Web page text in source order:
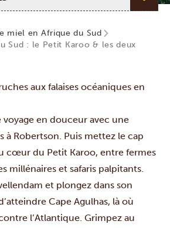
miel en Afrique du Sud
Sud : le Petit Karoo & les deux
aux falaises océaniques en
en douceur avec une
à Robertson. Puis mettez le cap
cœur du Petit Karoo, entre fermes
millénaires et safaris palpitants.
et plongez dans son
Cape Agulhas, là où
l’Atlantique. Grimpez au